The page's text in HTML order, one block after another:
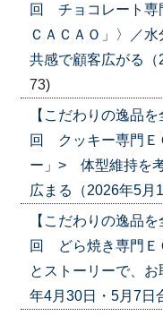
回 チョコレート専
ＣＡＣＡＯ」〉／
共感で顧客広がる
73)
【こだわりの逸品
回 クッキー専門Ｅ
ー」> 体型維持を
広まる（2026年5月
【こだわりの逸品
回 どら焼き専門
とストーリーで、
年4月30日・5月7日